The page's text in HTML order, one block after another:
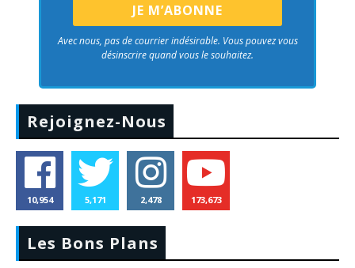
Avec nous, pas de courrier indésirable. Vous pouvez vous
désinscrire quand vous le souhaitez.
Rejoignez-Nous
10,954 5,171 2,478 173,673
Les Bons Plans